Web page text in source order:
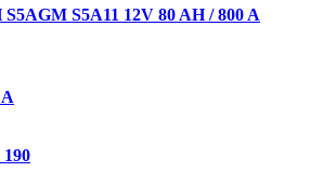
S5A11 12V 80 AH / 800 A
190